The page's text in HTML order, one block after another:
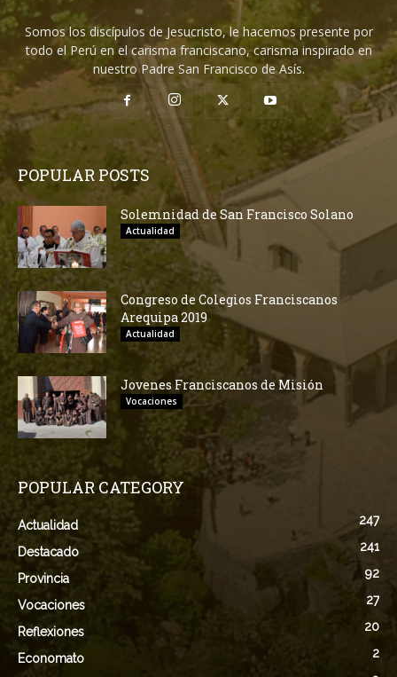
Somos los discípulos de Jesucristo, le hacemos presente por
todo el Perú en el carisma franciscano, carisma inspirado en
nuestro Padre San Francisco de Asís.
POPULAR POSTS
Solemnidad de San Francisco Solano
Actualidad
Congreso de Colegios Franciscanos
Arequipa 2019
Actualidad
Jovenes Franciscanos de Misión
Vocaciones
POPULAR CATEGORY
Actualidad 247
Destacado 241
Provincia 92
Vocaciones 27
Reflexiones 20
Economato
2